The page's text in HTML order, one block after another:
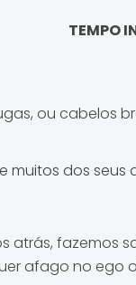
TEMPO
ou cabelos
muitos dos
atrás, fazemos
afago no ego